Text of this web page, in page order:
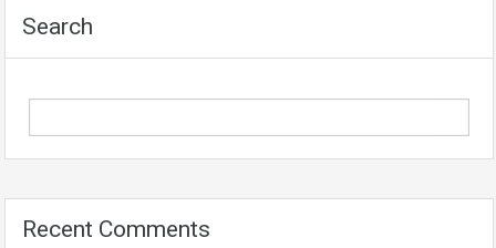
Search
Recent Comments